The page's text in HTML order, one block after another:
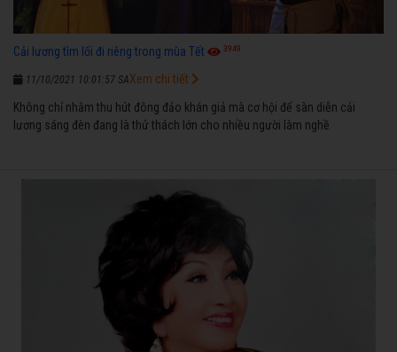
Cải lương tìm lối đi riêng trong mùa Tết 3949
11/10/2021 10:01:57 SA
Không chỉ nhằm thu hút đông đảo khán giả mà cơ hội để sàn diễn cải
lương sáng đèn đang là thử thách lớn cho nhiều người làm nghề
Xem chi tiết